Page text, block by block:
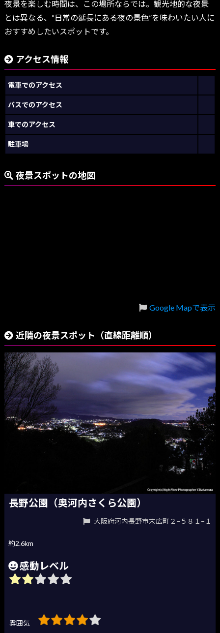
夜景を楽しむ時間は、この場所ならでは。観光地的な夜景
とは異なる、“日常の延長にある夜の景色”を味わいたい人に
おすすめしたいスポットです。
アクセス情報
電車でのアクセス
バスでのアクセス
車でのアクセス
駐車場
夜景スポットの地図
Google Mapで表示
近隣の夜景スポット（直線距離順）
長野公園（奥河内さくら公園）
大阪府河内長野市末広町２−５８１−１
約2.6km
感動レベル
雰囲気